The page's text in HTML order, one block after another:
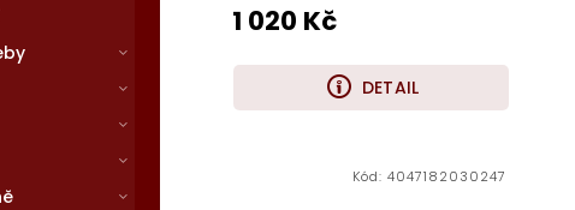
1 020 Kč
DETAIL
Kód:4047182030247